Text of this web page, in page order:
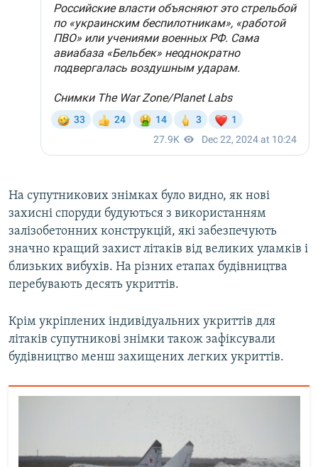
На супутникових знімках було видно, як нові
захисні споруди будуються з використанням
залізобетонних конструкцій, які забезпечують
значно кращий захист літаків від великих уламків і
близьких вибухів. На різних етапах будівництва
перебувають десять укриттів.
Крім укріплених індивідуальних укриттів для
літаків супутникові знімки також зафіксували
будівництво менш захищених легких укриттів.